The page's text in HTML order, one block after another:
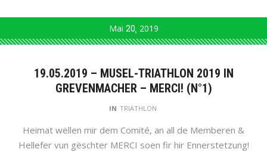
Mai 20 2019
19.05.2019 – MUSEL-TRIATHLON 2019 IN
GREVENMACHER – MERCI! (N°1)
IN TRIATHLON
Heimat wëllen mir dem Comité, an all de Memberen &
Hellefer vun gëschter MERCI soen fir hir Ennerstetzung!